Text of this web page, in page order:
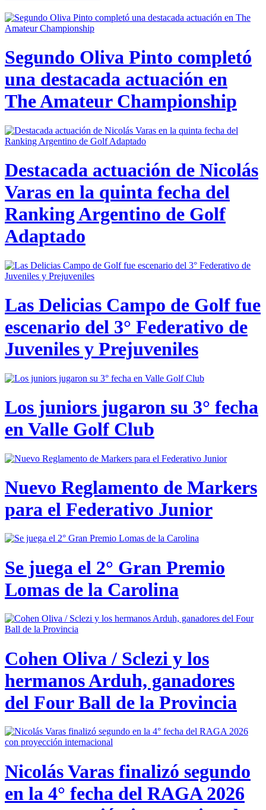
Segundo Oliva Pinto completó
una destacada actuación en
The Amateur Championship
Destacada actuación de Nicolás
Varas en la quinta fecha del
Ranking Argentino de Golf
Adaptado
Las Delicias Campo de Golf fue
escenario del 3° Federativo de
Juveniles y Prejuveniles
Los juniors jugaron su 3° fecha
en Valle Golf Club
Nuevo Reglamento de Markers
para el Federativo Junior
Se juega el 2° Gran Premio
Lomas de la Carolina
Cohen Oliva / Sclezi y los
hermanos Arduh, ganadores
del Four Ball de la Provincia
Nicolás Varas finalizó segundo
en la 4° fecha del RAGA 2026